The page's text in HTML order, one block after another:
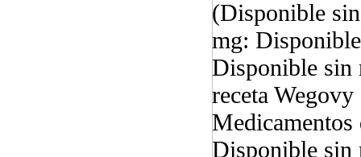
(Disponible
mg:
Disponible sin
receta
Disponible sin